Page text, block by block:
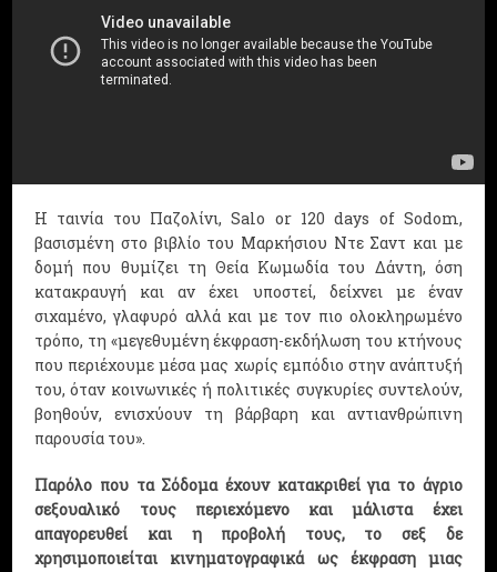
Η ταινία του Παζολίνι, Salo or 120 days of Sodom,
βασισμένη στο βιβλίο του Μαρκήσιου Ντε Σαντ και με
δομή που θυμίζει τη Θεία Κωμωδία του Δάντη, όση
κατακραυγή και αν έχει υποστεί, δείχνει με έναν
σιχαμένο, γλαφυρό αλλά και με τον πιο ολοκληρωμένο
τρόπο, τη «μεγεθυμένη έκφραση-εκδήλωση του κτήνους
που περιέχουμε μέσα μας χωρίς εμπόδιο στην ανάπτυξή
του, όταν κοινωνικές ή πολιτικές συγκυρίες συντελούν,
βοηθούν, ενισχύουν τη βάρβαρη και αντιανθρώπινη
παρουσία του».
Παρόλο που τα Σόδομα έχουν κατακριθεί για το άγριο
σεξουαλικό τους περιεχόμενο και μάλιστα έχει
απαγορευθεί και η προβολή τους, το σεξ δε
χρησιμοποιείται κινηματογραφικά ως έκφραση μιας